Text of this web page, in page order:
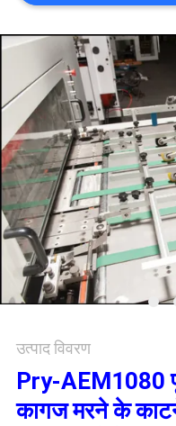
एक
उद्धरण
का
अनुरोध
करें
साइटमैप
PRIVACY
POLICY
उत्पाद विवरण
Pry-AEM1080
कागज मरने के